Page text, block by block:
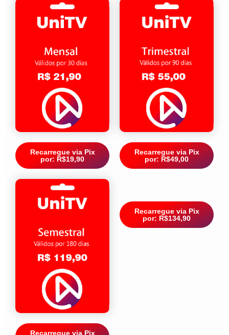
Recarregue via Pix
por: R$19,90
Recarregue via Pix
por: R$49,00
Recarregue via Pix
Recarregue via Pix
por: R$134,90